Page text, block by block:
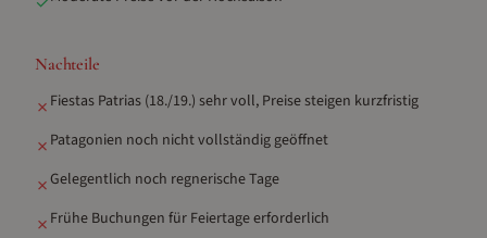
Nachteile
✗ Fiestas Patrias (18./19.) sehr voll, Preise steigen kurzfristig
✗ Patagonien noch nicht vollständig geöffnet
✗Gelegentlich noch regnerische Tage
✗ Frühe Buchungen für Feiertage erforderlich